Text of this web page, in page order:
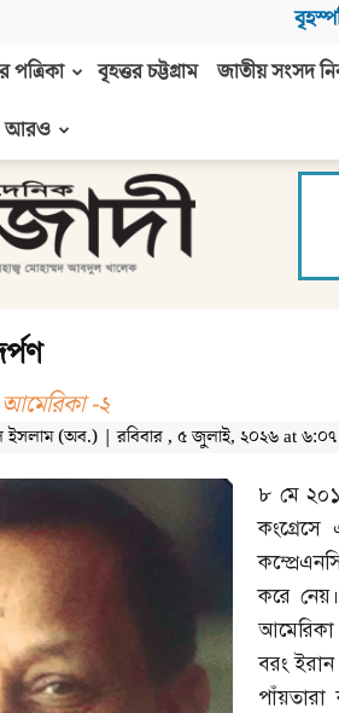
বৃহত্তর চট্টগ্রাম জাতীয় সংসদ
আরও
-২
(অব.) | রবিবার , ৫ জুলাই, ২০২৬ at ৬:০৭
৮ মে
করে নেয়।
আমেরিকা
বরং